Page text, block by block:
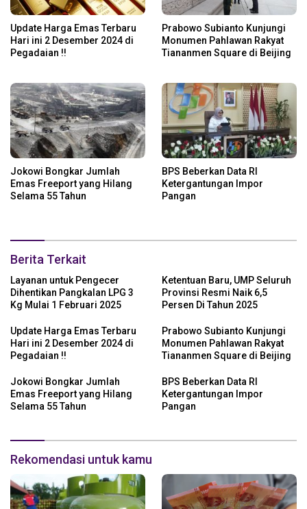
Update Harga Emas Terbaru
Hari ini 2 Desember 2024 di
Pegadaian !!
Prabowo Subianto Kunjungi
Monumen Pahlawan Rakyat
Tiananmen Square di Beijing
Jokowi Bongkar Jumlah
Emas Freeport yang Hilang
Selama 55 Tahun
BPS Beberkan Data RI
Ketergantungan Impor
Pangan
Berita Terkait
Layanan untuk Pengecer
Dihentikan Pangkalan LPG 3
Kg Mulai 1 Februari 2025
Ketentuan Baru, UMP Seluruh
Provinsi Resmi Naik 6,5
Persen Di Tahun 2025
Update Harga Emas Terbaru
Hari ini 2 Desember 2024 di
Pegadaian !!
Prabowo Subianto Kunjungi
Monumen Pahlawan Rakyat
Tiananmen Square di Beijing
Jokowi Bongkar Jumlah
Emas Freeport yang Hilang
Selama 55 Tahun
BPS Beberkan Data RI
Ketergantungan Impor
Pangan
Rekomendasi untuk kamu